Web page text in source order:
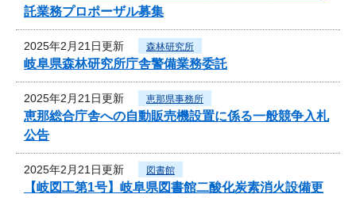
託業務プロポーザル募集
2025年2月21日更新 森林研究所
岐阜県森林研究所庁舎警備業務委託
2025年2月21日更新 恵那県事務所
恵那総合庁舎への自動販売機設置に係る一般競争入札
公告
2025年2月21日更新 図書館
【岐図工第1号】岐阜県図書館二酸化炭素消火設備更